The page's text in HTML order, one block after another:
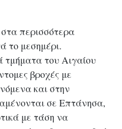
περισσότερα
το μεσημέρι.
τμήματα του Αιγαίου
βροχές με
και στην
σε Επτάνησα,
με τάση να